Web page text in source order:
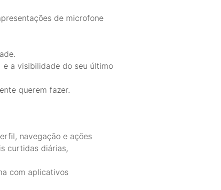
de microfone
e a visibilidade do seu último
querem fazer.
navegação e ações
curtidas diárias,
com aplicativos